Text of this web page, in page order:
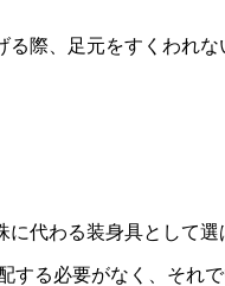
際、足元をすくわれな
代わる装身具として選
する必要がなく、それ